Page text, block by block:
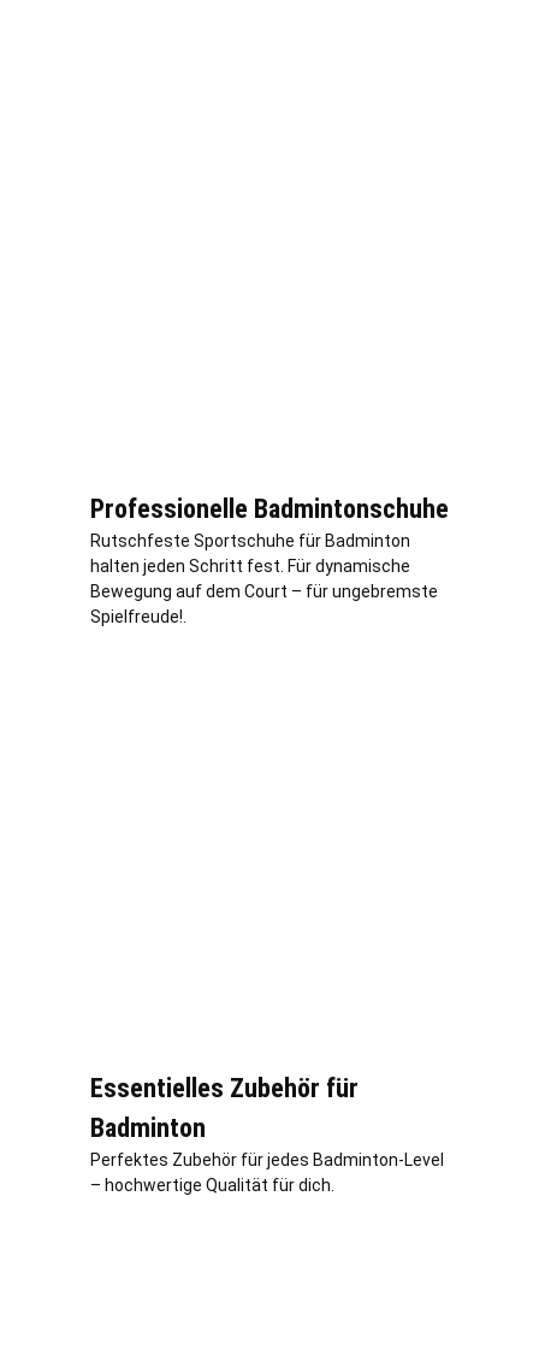
Professionelle Badmintonschuhe
Rutschfeste Sportschuhe für Badminton
halten jeden Schritt fest. Für dynamische
Bewegung auf dem Court – für ungebremste
Spielfreude!.
Essentielles Zubehör für
Badminton
Perfektes Zubehör für jedes Badminton-Level
– hochwertige Qualität für dich.